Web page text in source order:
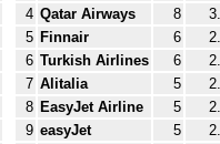
4 Qatar Airways 8
5 Finnair 6
6 Turkish Airlines 6
7 Alitalia 5
8 EasyJet Airline 5
9 easyJet 5